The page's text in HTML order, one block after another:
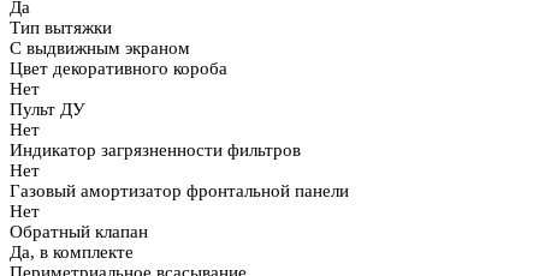
Да
Тип вытяжки
С выдвижным экраном
Цвет декоративного короба
Нет
Пульт ДУ
Нет
Индикатор загрязненности фильтров
Нет
Газовый амортизатор фронтальной панели
Нет
Обратный клапан
Да, в комплекте